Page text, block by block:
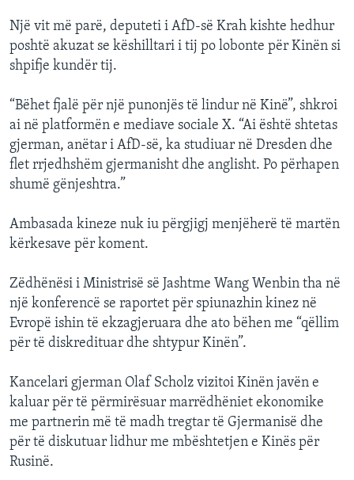
Një vit më parë, deputeti i AfD-së Krah kishte hedhur
poshtë akuzat se këshilltari i tij po lobonte për Kinën si
shpifje kundër tij.
“Bëhet fjalë për një punonjës të lindur në Kinë”, shkroi
ai në platformën e mediave sociale X. “Ai është shtetas
gjerman, anëtar i AfD-së, ka studiuar në Dresden dhe
flet rrjedhshëm gjermanisht dhe anglisht. Po përhapen
shumë gënjeshtra.”
Ambasada kineze nuk iu përgjigj menjëherë të martën
kërkesave për koment.
Zëdhënësi i Ministrisë së Jashtme Wang Wenbin tha në
një konferencë se raportet për spiunazhin kinez në
Evropë ishin të ekzagjeruara dhe ato bëhen me “qëllim
për të diskredituar dhe shtypur Kinën”.
Kancelari gjerman Olaf Scholz vizitoi Kinën javën e
kaluar për të përmirësuar marrëdhëniet ekonomike
me partnerin më të madh tregtar të Gjermanisë dhe
për të diskutuar lidhur me mbështetjen e Kinës për
Rusinë.